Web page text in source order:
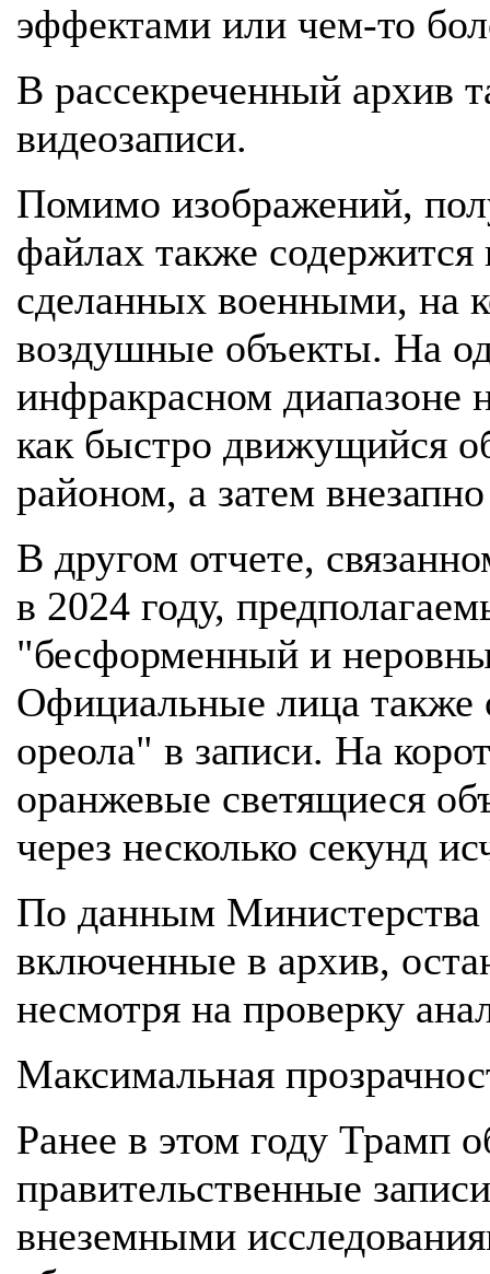
эффектами или чем-то
В рассекреченный архив
видеозаписи.
Помимо изображений,
файлах также содержится
сделанных военными, на
воздушные объекты. На
инфракрасном диапазоне
как быстро движущийся
районом, а затем
В другом отчете,
в 2024 году,
"бесформенный и
Официальные лица также
ореола" в записи. На
оранжевые светящиеся
через несколько секунд
По данным
включенные в архив,
несмотря на проверку
Максимальная
Ранее в этом году Трамп
правительственные
внеземными